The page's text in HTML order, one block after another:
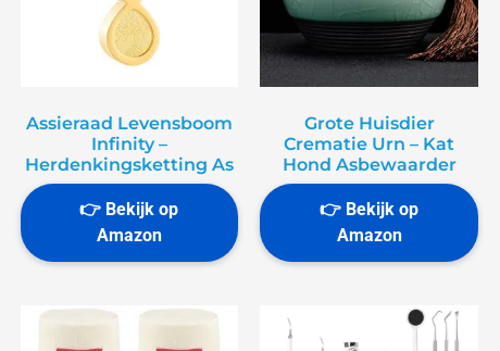
Assieraad Levensboom
Infinity –
Herdenkingsketting As
Grote Huisdier
Crematie Urn – Kat
Hond Asbewaarder